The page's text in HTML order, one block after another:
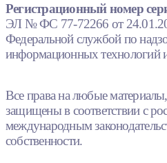
Регистрационный номер
ЭЛ № ФС 77-72266 от
Федеральной службой по
информационных технологий
Все права на любые
защищены в соответствии с
международным
собственности.